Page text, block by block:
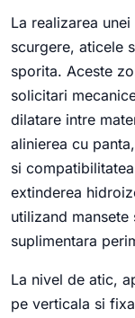
La realizarea
scurgere, aticele
sporita. Aceste
solicitari
dilatare intre
alinierea cu
si
extinderea
utilizand
suplimentara
La nivel de atic,
pe verticala si